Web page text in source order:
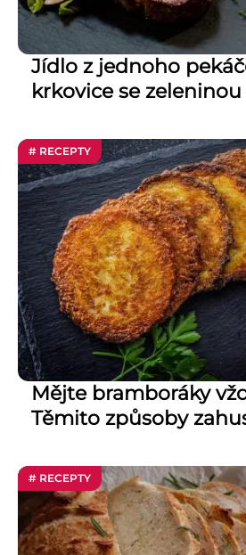
Jídlo z jednoho
krkovice se
# RECEPTY
Mějte bramboráky
Těmito způsoby
# RECEPTY